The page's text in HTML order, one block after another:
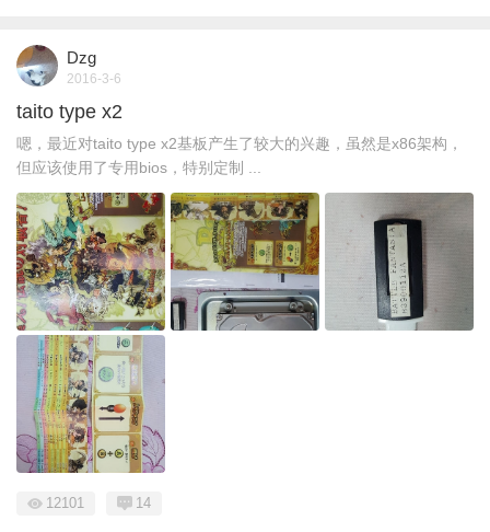
Dzg
2016-3-6
taito type x2
嗯，最近对taito type x2基板产生了较大的兴趣，虽然是x86架构，
但应该使用了专用bios，特别定制 ...
12101 14